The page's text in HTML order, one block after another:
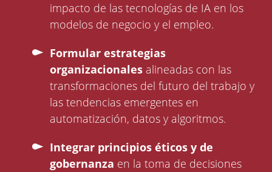
impacto de las tecnologías de IA en los
modelos de negocio y el empleo.
Formular estrategias
organizacionales alineadas con las
transformaciones del futuro del trabajo y
las tendencias emergentes en
automatización, datos y algoritmos.
Integrar principios éticos y de
gobernanza en la toma de decisiones